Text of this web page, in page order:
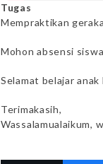
Tugas
Mempraktikan
Mohon absensi
Selamat belajar
Terimakasih,
Wassalamualaikum,